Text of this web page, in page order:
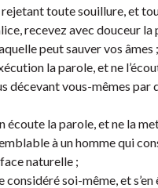
rejetant toute souillure, et
recevez avec douceur la
peut sauver vos âmes ;
la parole, et ne
décevant vous-mêmes par
écoute la parole, et ne la
à un homme qui
naturelle ;
considéré soi-même, et